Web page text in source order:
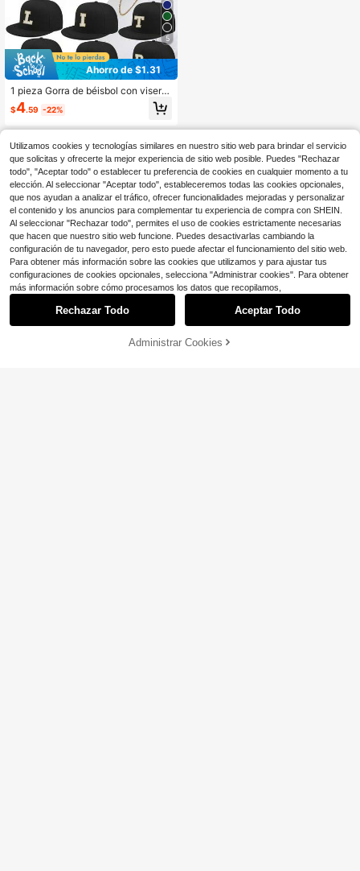
5
Ahorro de $1.31
1 pieza Gorra de béisbol con visera
plana de 26 letras, gorra ajustable p
ara exteriores, sol, ocio, hip hop, via
jes, playa, vacaciones, gorra de sol
enil
$4.59 -22%
¡23% DE DESCUENTO! AÑADIR A LA BOLSA
Utilizamos cookies y tecnologías similares en nuestro sitio web para brindar el servicio
que solicitas y ofrecerte la mejor experiencia de sitio web posible. Puedes "Rechazar
todo", "Aceptar todo" o establecer tu preferencia de cookies en cualquier momento a tu
elección. Al seleccionar "Aceptar todo", estableceremos todas las cookies opcionales,
que nos ayudan a analizar el tráfico, ofrecer funcionalidades mejoradas y personalizar
el contenido y los anuncios para complementar tu experiencia de compra con SHEIN.
Al seleccionar "Rechazar todo", permites el uso de cookies estrictamente necesarias
que hacen que nuestro sitio web funcione. Puedes desactivarlas cambiando la
configuración de tu navegador, pero esto puede afectar el funcionamiento del sitio web.
Para obtener más información sobre las cookies que utilizamos y para ajustar tus
configuraciones de cookies opcionales, selecciona "Administrar cookies". Para obtener
más información sobre cómo procesamos los datos que recopilamos,
Rechazar Todo Aceptar Todo
Administrar Cookies